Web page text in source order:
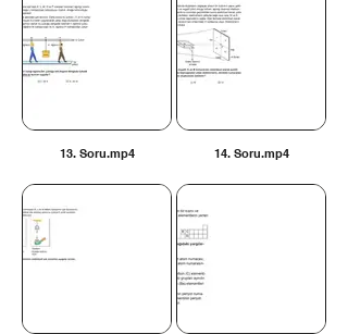
13. Soru.mp4 14. Soru.mp4